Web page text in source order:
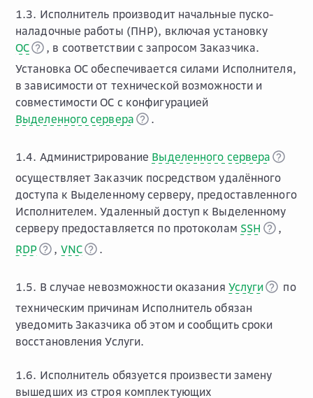
1.3. Исполнитель производит начальные пуско-
наладочные работы (ПНР), включая установку
ОС
, в соответствии с запросом Заказчика.
Установка ОС обеспечивается силами Исполнителя,
в зависимости от технической возможности и
совместимости ОС с конфигурацией
Выделенного сервера
.
1.4. Администрирование Выделенного сервера
осуществляет Заказчик посредством удалённого
доступа к Выделенному серверу, предоставленного
Исполнителем. Удаленный доступ к Выделенному
серверу предоставляется по протоколам SSH
,
RDP
, VNC .
1.5. В случае невозможности оказания Услуги
по
техническим причинам Исполнитель обязан
уведомить Заказчика об этом и сообщить сроки
восстановления Услуги.
1.6. Исполнитель обязуется произвести замену
вышедших из строя комплектующих